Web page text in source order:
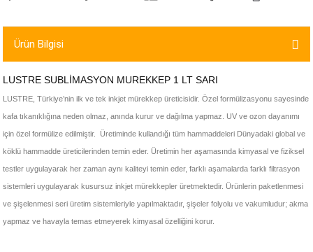
Ürün Bilgisi
LUSTRE SUBLİMASYON MUREKKEP 1 LT SARI
LUSTRE, Türkiye’nin ilk ve tek inkjet mürekkep üreticisidir. Özel formülizasyonu sayesinde
kafa tıkanıklığına neden olmaz, anında kurur ve dağılma yapmaz. UV ve ozon dayanımı
için özel formülize edilmiştir. Üretiminde kullandığı tüm hammaddeleri Dünyadaki global ve
köklü hammadde üreticilerinden temin eder. Üretimin her aşamasında kimyasal ve fiziksel
testler uygulayarak her zaman aynı kaliteyi temin eder, farklı aşamalarda farklı filtrasyon
sistemleri uygulayarak kusursuz inkjet mürekkepler üretmektedir. Ürünlerin paketlenmesi
ve şişelenmesi seri üretim sistemleriyle yapılmaktadır, şişeler folyolu ve vakumludur; akma
yapmaz ve havayla temas etmeyerek kimyasal özelliğini korur.